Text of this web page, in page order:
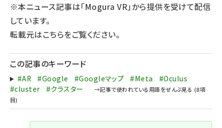
※本ニュース記事は「Mogura VR」から提供を受けて配信
しています。
転載元はこちらをご覧ください。
この記事のキーワード
#AR #Google #Googleマップ #Meta
#Oculus
#cluster
#クラスター